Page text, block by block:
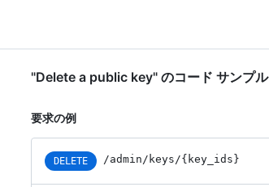
"Delete a public key" のコード サンプル
要求の例
DELETE /admin/keys/{key_ids}